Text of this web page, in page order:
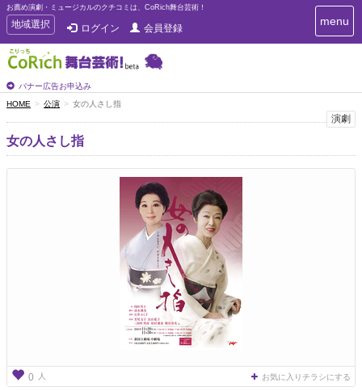
お薦め演劇・ミュージカルのクチコミは、CoRich舞台芸術！
T
o
g
g
e
n
a
v
i
地域選択 ログイン 会員登録
バナー広告お申込み
T
o
i
menu
HOME 公演 女の人さし指
演劇
女の人さし指
0 人 お気に入りチラシにする